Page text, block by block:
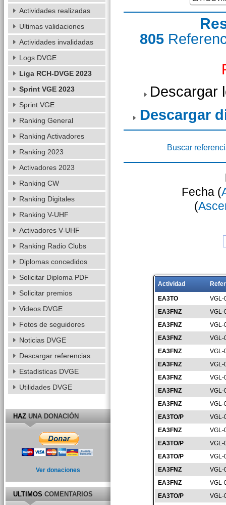
805
Descargar
Descargar
Buscar
Fecha (
(
Actividad
EA3TO
VGL-
EA3FNZ
VGL-
EA3FNZ
VGL-
EA3FNZ
VGL-
EA3FNZ
VGL-
EA3FNZ
VGL-
EA3FNZ
VGL-
EA3FNZ
VGL-
EA3FNZ
VGL-
EA3TO/P
VGL-
EA3FNZ
VGL-
EA3TO/P
VGL-
EA3TO/P
VGL-
EA3FNZ
VGL-
EA3FNZ
VGL-
EA3TO/P
VGL-
Actividades realizadas
Ultimas validaciones
Actividades invalidadas
Logs DVGE
Liga RCH-DVGE 2023
Sprint VGE 2023
Sprint VGE
Ranking General
Ranking Activadores
Ranking 2023
Activadores 2023
Ranking CW
Ranking Digitales
Ranking V-UHF
Activadores V-UHF
Ranking Radio Clubs
Diplomas concedidos
Solicitar Diploma PDF
Solicitar premios
Videos DVGE
Fotos de seguidores
Noticias DVGE
Descargar referencias
Estadisticas DVGE
Utilidades DVGE
HAZUNA DONACIÓN
Ver donaciones
ULTIMOSCOMENTARIOS